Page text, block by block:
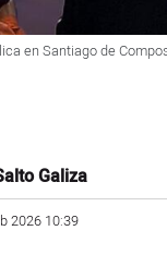
en Santiago de
Galiza
2026 10:39